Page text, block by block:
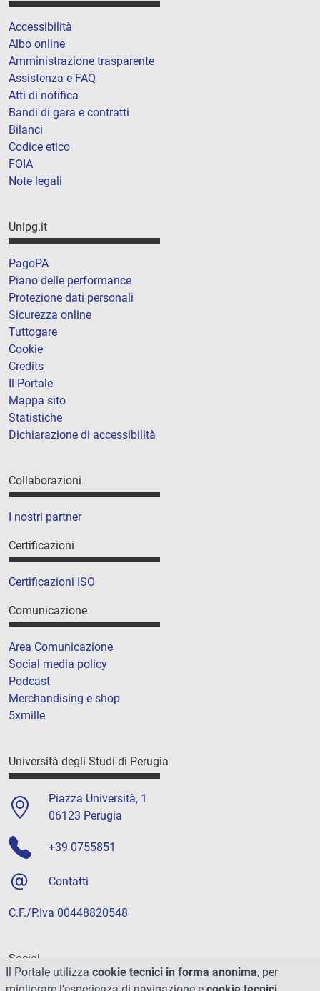
Accessibilità
Albo online
Amministrazione trasparente
Assistenza e FAQ
Atti di notifica
Bandi di gara e contratti
Bilanci
Codice etico
FOIA
Note legali
Unipg.it
PagoPA
Piano delle performance
Protezione dati personali
Sicurezza online
Tuttogare
Cookie
Credits
Il Portale
Mappa sito
Statistiche
Dichiarazione di accessibilità
Collaborazioni
I nostri partner
Certificazioni
Certificazioni ISO
Comunicazione
Area Comunicazione
Social media policy
Podcast
Merchandising e shop
5xmille
Università degli Studi di Perugia
Piazza Università, 1
06123 Perugia
+39 0755851
Contatti
C.F./P.Iva 00448820548
Social
Il Portale utilizza cookie tecnici in forma anonima, per